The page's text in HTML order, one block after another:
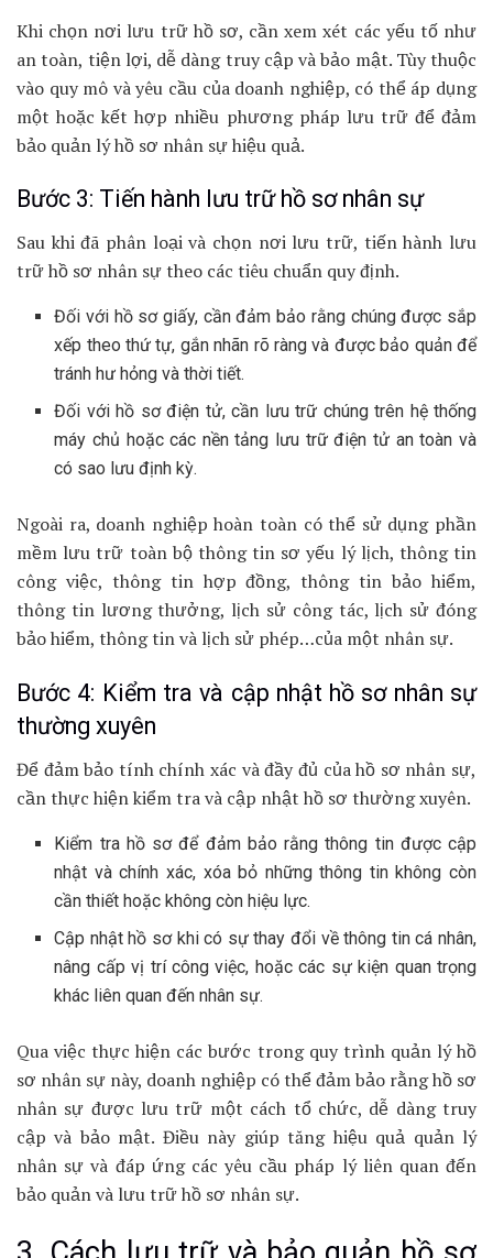
Khi chọn nơi lưu trữ hồ sơ, cần xem xét các yếu tố như
an toàn, tiện lợi, dễ dàng truy cập và bảo mật. Tùy thuộc
vào quy mô và yêu cầu của doanh nghiệp, có thể áp dụng
một hoặc kết hợp nhiều phương pháp lưu trữ để đảm
bảo quản lý hồ sơ nhân sự hiệu quả.
Bước 3: Tiến hành lưu trữ hồ sơ nhân sự
Sau khi đã phân loại và chọn nơi lưu trữ, tiến hành lưu
trữ hồ sơ nhân sự theo các tiêu chuẩn quy định.
Đối với hồ sơ giấy, cần đảm bảo rằng chúng được sắp
xếp theo thứ tự, gắn nhãn rõ ràng và được bảo quản để
tránh hư hỏng và thời tiết.
Đối với hồ sơ điện tử, cần lưu trữ chúng trên hệ thống
máy chủ hoặc các nền tảng lưu trữ điện tử an toàn và
có sao lưu định kỳ.
Ngoài ra, doanh nghiệp hoàn toàn có thể sử dụng phần
mềm lưu trữ toàn bộ thông tin sơ yếu lý lịch, thông tin
công việc, thông tin hợp đồng, thông tin bảo hiểm,
thông tin lương thưởng, lịch sử công tác, lịch sử đóng
bảo hiểm, thông tin và lịch sử phép…của một nhân sự.
Bước 4: Kiểm tra và cập nhật hồ sơ nhân sự
thường xuyên
Để đảm bảo tính chính xác và đầy đủ của hồ sơ nhân sự,
cần thực hiện kiểm tra và cập nhật hồ sơ thường xuyên.
Kiểm tra hồ sơ để đảm bảo rằng thông tin được cập
nhật và chính xác, xóa bỏ những thông tin không còn
cần thiết hoặc không còn hiệu lực.
Cập nhật hồ sơ khi có sự thay đổi về thông tin cá nhân,
nâng cấp vị trí công việc, hoặc các sự kiện quan trọng
khác liên quan đến nhân sự.
Qua việc thực hiện các bước trong quy trình quản lý hồ
sơ nhân sự này, doanh nghiệp có thể đảm bảo rằng hồ sơ
nhân sự được lưu trữ một cách tổ chức, dễ dàng truy
cập và bảo mật. Điều này giúp tăng hiệu quả quản lý
nhân sự và đáp ứng các yêu cầu pháp lý liên quan đến
bảo quản và lưu trữ hồ sơ nhân sự.